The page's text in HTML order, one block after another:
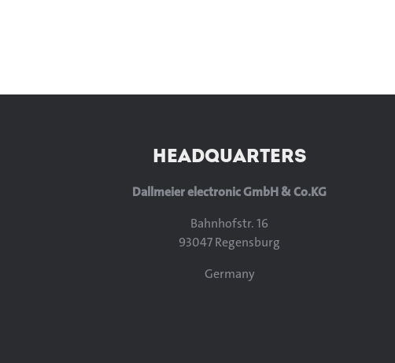
HEADQUARTERS
Dallmeier electronic GmbH & Co.KG
Bahnhofstr. 16
93047 Regensburg
Germany